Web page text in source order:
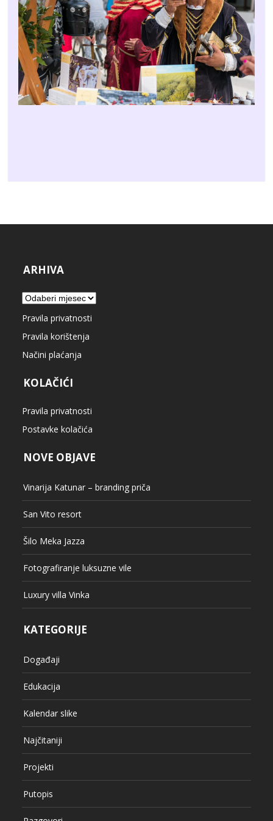
ARHIVA
Arhiva
Pravila privatnosti
Pravila korištenja
Načini plaćanja
KOLAČIĆI
Pravila privatnosti
Postavke kolačića
NOVE OBJAVE
Vinarija Katunar – branding priča
San Vito resort
Šilo Meka Jazza
Fotografiranje luksuzne vile
Luxury villa Vinka
KATEGORIJE
Događaji
Edukacija
Kalendar slike
Najčitaniji
Projekti
Putopis